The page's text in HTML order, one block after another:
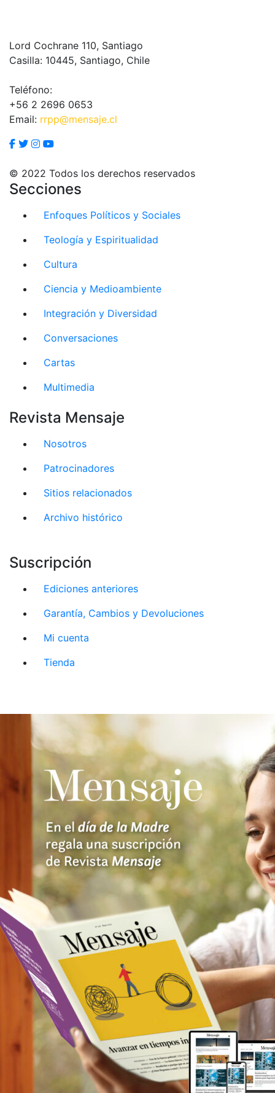
Lord Cochrane 110, Santiago
Casilla: 10445, Santiago, Chile
Teléfono:
+56 2 2696 0653
Email: rrpp@mensaje.cl
© 2022 Todos los derechos reservados
Secciones
Enfoques Políticos y Sociales
Teología y Espiritualidad
Cultura
Ciencia y Medioambiente
Integración y Diversidad
Conversaciones
Cartas
Multimedia
Revista Mensaje
Nosotros
Patrocinadores
Sitios relacionados
Archivo histórico
Suscripción
Ediciones anteriores
Garantía, Cambios y Devoluciones
Mi cuenta
Tienda